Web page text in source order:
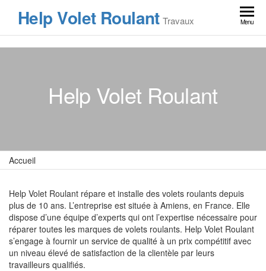
Help Volet Roulant Travaux Menu
Help Volet Roulant
Accueil
Help Volet Roulant répare et installe des volets roulants depuis
plus de 10 ans. L’entreprise est située à Amiens, en France. Elle
dispose d’une équipe d’experts qui ont l’expertise nécessaire pour
réparer toutes les marques de volets roulants. Help Volet Roulant
s’engage à fournir un service de qualité à un prix compétitif avec
un niveau élevé de satisfaction de la clientèle par leurs
travailleurs qualifiés.